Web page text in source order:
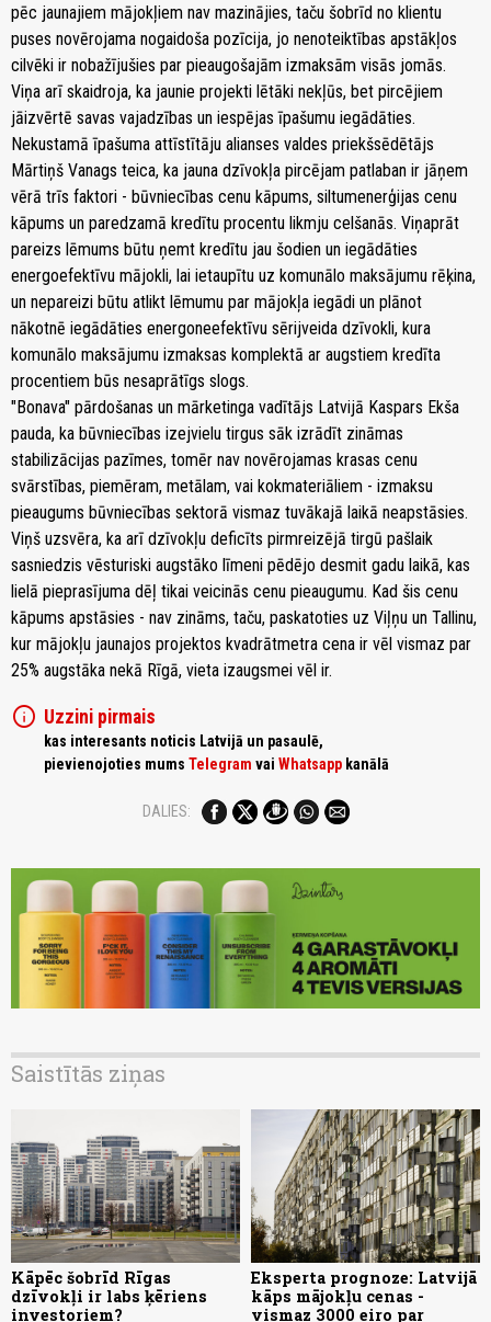
pēc jaunajiem mājokļiem nav mazinājies, taču šobrīd no klientu
puses novērojama nogaidoša pozīcija, jo nenoteiktības apstākļos
cilvēki ir nobažījušies par pieaugošajām izmaksām visās jomās.
Viņa arī skaidroja, ka jaunie projekti lētāki nekļūs, bet pircējiem
jāizvērtē savas vajadzības un iespējas īpašumu iegādāties.
Nekustamā īpašuma attīstītāju alianses valdes priekšsēdētājs
Mārtiņš Vanags teica, ka jauna dzīvokļa pircējam patlaban ir jāņem
vērā trīs faktori - būvniecības cenu kāpums, siltumenerģijas cenu
kāpums un paredzamā kredītu procentu likmju celšanās. Viņaprāt
pareizs lēmums būtu ņemt kredītu jau šodien un iegādāties
energoefektīvu mājokli, lai ietaupītu uz komunālo maksājumu rēķina,
un nepareizi būtu atlikt lēmumu par mājokļa iegādi un plānot
nākotnē iegādāties energoneefektīvu sērijveida dzīvokli, kura
komunālo maksājumu izmaksas komplektā ar augstiem kredīta
procentiem būs nesaprātīgs slogs.
"Bonava" pārdošanas un mārketinga vadītājs Latvijā Kaspars Ekša
pauda, ka būvniecības izejvielu tirgus sāk izrādīt zināmas
stabilizācijas pazīmes, tomēr nav novērojamas krasas cenu
svārstības, piemēram, metālam, vai kokmateriāliem - izmaksu
pieaugums būvniecības sektorā vismaz tuvākajā laikā neapstāsies.
Viņš uzsvēra, ka arī dzīvokļu deficīts pirmreizējā tirgū pašlaik
sasniedzis vēsturiski augstāko līmeni pēdējo desmit gadu laikā, kas
lielā pieprasījuma dēļ tikai veicinās cenu pieaugumu. Kad šis cenu
kāpums apstāsies - nav zināms, taču, paskatoties uz Viļņu un Tallinu,
kur mājokļu jaunajos projektos kvadrātmetra cena ir vēl vismaz par
25% augstāka nekā Rīgā, vieta izaugsmei vēl ir.
info Uzzini pirmais
kas interesants noticis Latvijā un pasaulē,
pievienojoties mums Telegram vai Whatsapp kanālā
DALIES:
Saistītās ziņas
Kāpēc šobrīd Rīgas
dzīvokļi ir labs ķēriens
investoriem?
Eksperta prognoze: Latvijā
kāps mājokļu cenas -
vismaz 3000 eiro par